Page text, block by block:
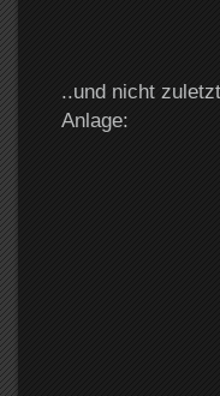
..und nicht
Anlage: